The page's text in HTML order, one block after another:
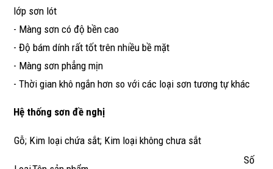
lớp sơn lót
- Màng sơn có độ bền cao
- Độ bám dính rất tốt trên nhiều bề mặt
- Màng sơn phẳng mịn
- Thời gian khô ngắn hơn so với các loại sơn tương tự khác
Hệ thống sơn đề nghị
Gỗ; Kim loại chứa sắt; Kim loại không chưa sắt
Số